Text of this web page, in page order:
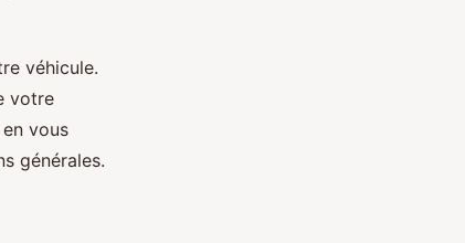
véhicule.
votre
vous
générales.